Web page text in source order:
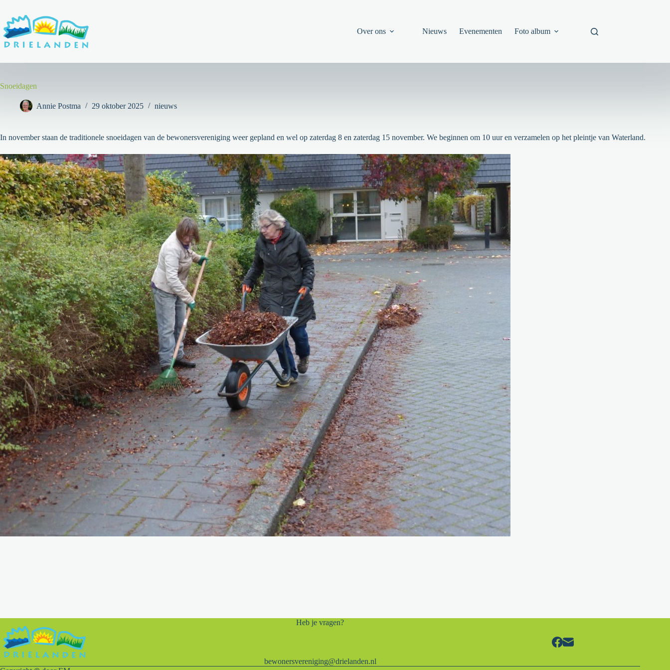
de
inhoud
Over ons Nieuws Evenementen Foto album
Snoeidagen
Annie Postma 29 oktober 2025 nieuws
In november staan de traditionele snoeidagen van de bewonersvereniging weer gepland en wel op zaterdag 8 en zaterdag 15 november. We beginnen om 10 uur en verzamelen op het pleintje van Waterland.
Heb je vragen?
bewonersvereniging@drielanden.nl